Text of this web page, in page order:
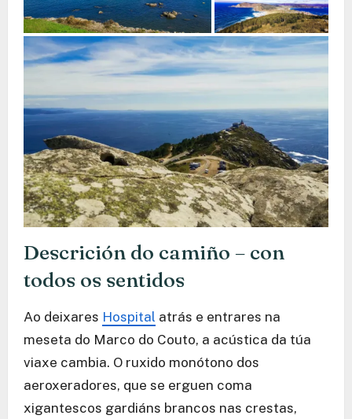
Descrición do camiño – con
todos os sentidos
Ao deixares Hospital atrás e entrares na
meseta do Marco do Couto, a acústica da túa
viaxe cambia. O ruxido monótono dos
aeroxeradores, que se erguen coma
xigantescos gardiáns brancos nas crestas,